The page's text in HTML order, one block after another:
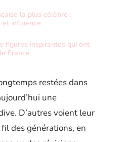
la plus célèbre :
et influence
figures inspirantes qui ont
France
restées dans
une
D’autres voient leur
des générations, en